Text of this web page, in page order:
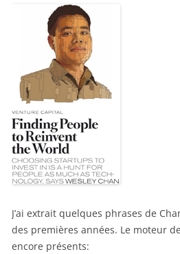
J’ai extrait quelques phrases de
des premières années. Le moteur
encore présents: